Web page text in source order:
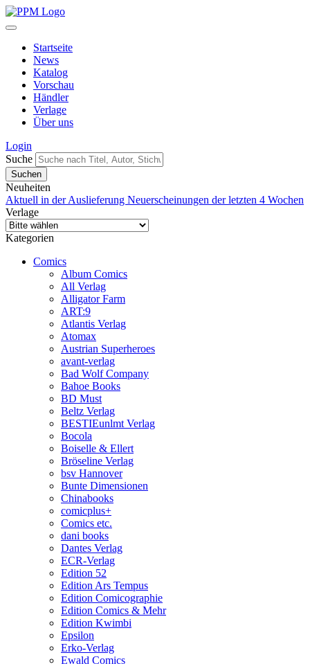
Startseite
News
Katalog
Vorschau
Händler
Verlage
Über uns
Login
Suche
Neuheiten
Aktuell in der Auslieferung Neuerscheinungen der letzten 4 Wochen
Verlage
Kategorien
Comics
Album Comics
All Verlag
Alligator Farm
ART:9
Atlantis Verlag
Atomax
Austrian Superheroes
avant-verlag
Bad Wolf Company
Bahoe Books
BD Must
Beltz Verlag
BESTIEunlmt Verlag
Bocola
Boiselle & Ellert
Bröseline Verlag
bsv Hannover
Bunte Dimensionen
Chinabooks
comicplus+
Comics etc.
dani books
Dantes Verlag
ECR-Verlag
Edition 52
Edition Ars Tempus
Edition Comicographie
Edition Comics & Mehr
Edition Kwimbi
Epsilon
Erko-Verlag
Ewald Comics